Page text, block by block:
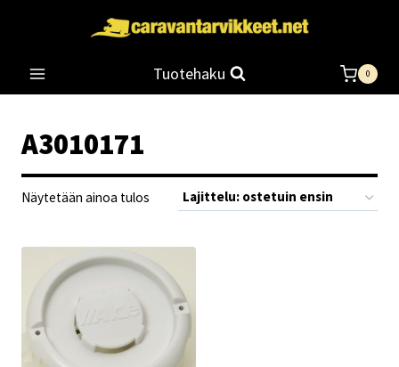
Tuotehaku 0
A3010171
Näytetään ainoa tulos